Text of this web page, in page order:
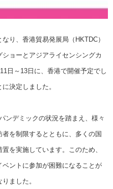
り、香港貿易発展局（HKTDC）
ョーとアジアライセンシングカ
日～13日に、香港で開催予定でし
決定しました。
ンデミックの状況を踏まえ、様々
を制限するとともに、多くの国
を実施しています。このため、
ントに参加が困難になることが
ました。